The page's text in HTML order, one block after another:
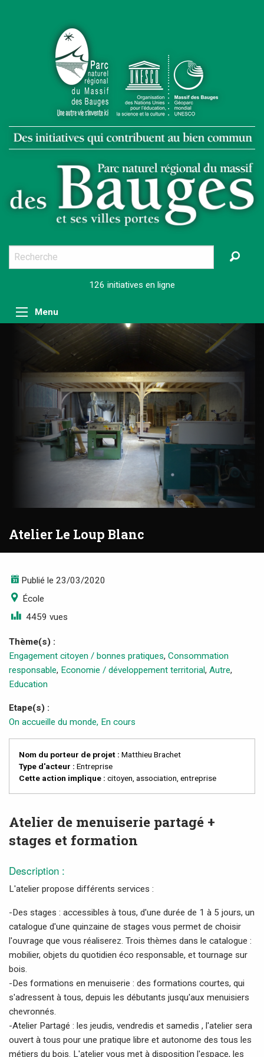
126 initiatives en ligne
Menu
Atelier Le Loup Blanc
Publié le 23/03/2020
École
4459 vues
Thème(s) :
Engagement citoyen / bonnes pratiques, Consommation
responsable, Economie / développement territorial, Autre,
Education
Etape(s) :
On accueille du monde, En cours
Nom du porteur de projet : Matthieu Brachet
Type d'acteur : Entreprise
Cette action implique : citoyen, association, entreprise
Atelier de menuiserie partagé +
stages et formation
Description :
L'atelier propose différents services :
-Des stages : accessibles à tous, d'une durée de 1 à 5 jours, un
catalogue d'une quinzaine de stages vous permet de choisir
l'ouvrage que vous réaliserez. Trois thèmes dans le catalogue :
mobilier, objets du quotidien éco responsable, et tournage sur
bois.
-Des formations en menuiserie : des formations courtes, qui
s'adressent à tous, depuis les débutants jusqu'aux menuisiers
chevronnés.
-Atelier Partagé : les jeudis, vendredis et samedis , l'atelier sera
ouvert à tous pour une pratique libre et autonome des tous les
métiers du bois. L'atelier vous met à disposition l'espace, les